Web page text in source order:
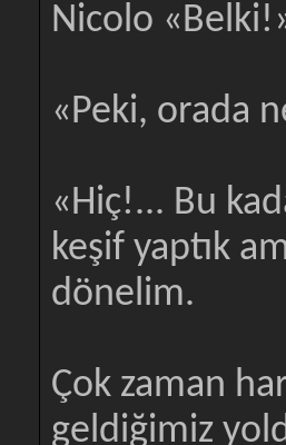
Nicolo
«Peki, orada
«Hiç!... Bu
keşif yaptık
dönelim.
Çok zaman
geldiğimiz